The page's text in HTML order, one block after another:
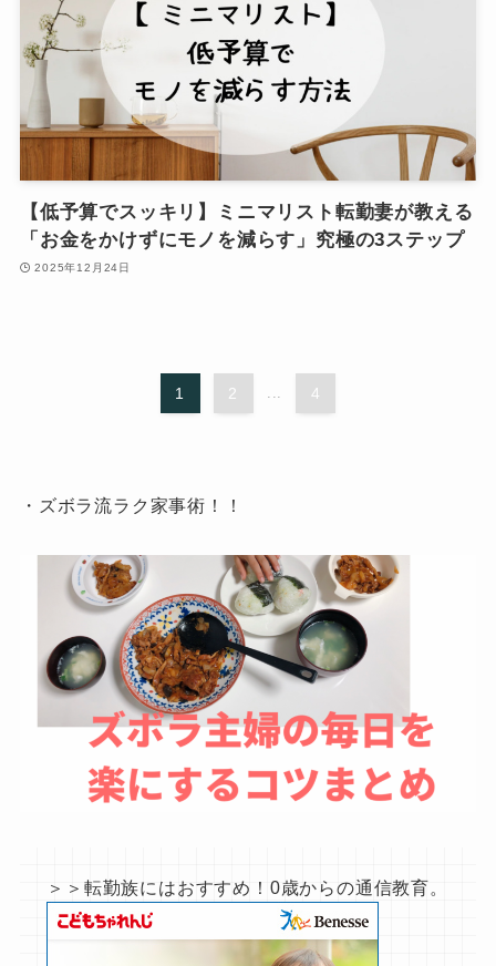
【低予算でスッキリ】ミニマリスト転勤妻が教える
「お金をかけずにモノを減らす」究極の3ステップ
2025年12月24日
1 2 ... 4
・ズボラ流ラク家事術！！
＞＞転勤族にはおすすめ！0歳からの通信教育。